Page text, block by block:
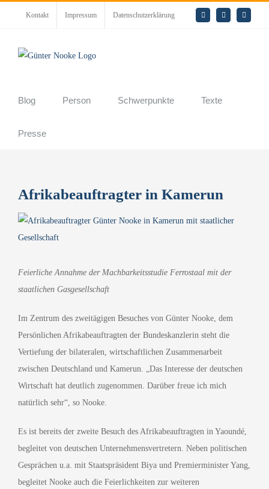
Kontakt Impressum Datenschutzerklärung
E-
Mail
LinkedInRss
Blog Person Schwerpunkte Texte
Presse
Afrikabeauftragter in Kamerun
Zeige
grösseres
Feierliche Annahme der Machbarkeitsstudie Ferrostaal mit der
staatlichen Gasgesellschaft
Im Zentrum des zweitägigen Besuches von Günter Nooke, dem
Persönlichen Afrikabeauftragten der Bundeskanzlerin steht die
Vertiefung der bilateralen, wirtschaftlichen Zusammenarbeit
zwischen Deutschland und Kamerun. „Das Interesse der deutschen
Wirtschaft hat deutlich zugenommen. Darüber freue ich mich
natürlich sehr“, so Nooke.
Es ist bereits der zweite Besuch des Afrikabeauftragten in Yaoundé,
begleitet von deutschen Unternehmensvertretern. Neben politischen
Gesprächen u.a. mit Staatspräsident Biya und Premierminister Yang,
begleitet Nooke auch die Feierlichkeiten zur weiteren